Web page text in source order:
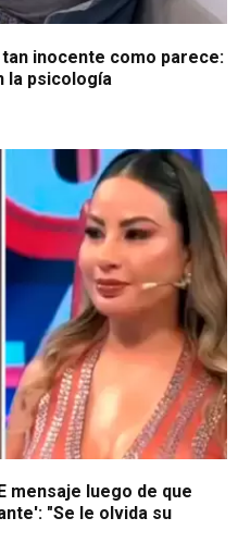
inocente como parece:
la psicología
mensaje luego de que
"Se le olvida su